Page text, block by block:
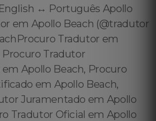
↔️ Português Apollo
em Apollo Beach (@tradutor
Tradutor em
Procuro Tradutor
Apollo Beach, Procuro
em Apollo Beach,
Juramentado em Apollo
Tradutor Oficial em Apollo